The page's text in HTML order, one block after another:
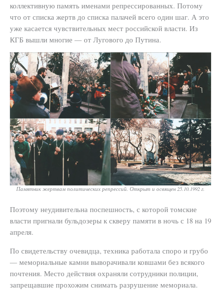
коллективную память именами репрессированных. Потому
что от списка жертв до списка палачей всего один шаг. А это
уже касается чувствительных мест российской власти. Из
КГБ вышли многие — от Лугового до Путина.
Памятник жертвам политических репрессий. Открыт и освящен 25.10.1992 г.
Поэтому неудивительна поспешность, с которой томские
власти пригнали бульдозеры к скверу памяти в ночь с 18 на 19
апреля.
По свидетельству очевидца, техника работала споро и грубо
— мемориальные камни выворачивали ковшами без всякого
почтения. Место действия охраняли сотрудники полиции,
запрещавшие прохожим снимать разрушение мемориала.